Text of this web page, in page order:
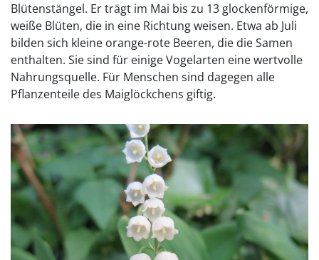
Blütenstängel. Er trägt im Mai bis zu 13 glockenförmige,
weiße Blüten, die in eine Richtung weisen. Etwa ab Juli
bilden sich kleine orange-rote Beeren, die die Samen
enthalten. Sie sind für einige Vogelarten eine wertvolle
Nahrungsquelle. Für Menschen sind dagegen alle
Pflanzenteile des Maiglöckchens giftig.